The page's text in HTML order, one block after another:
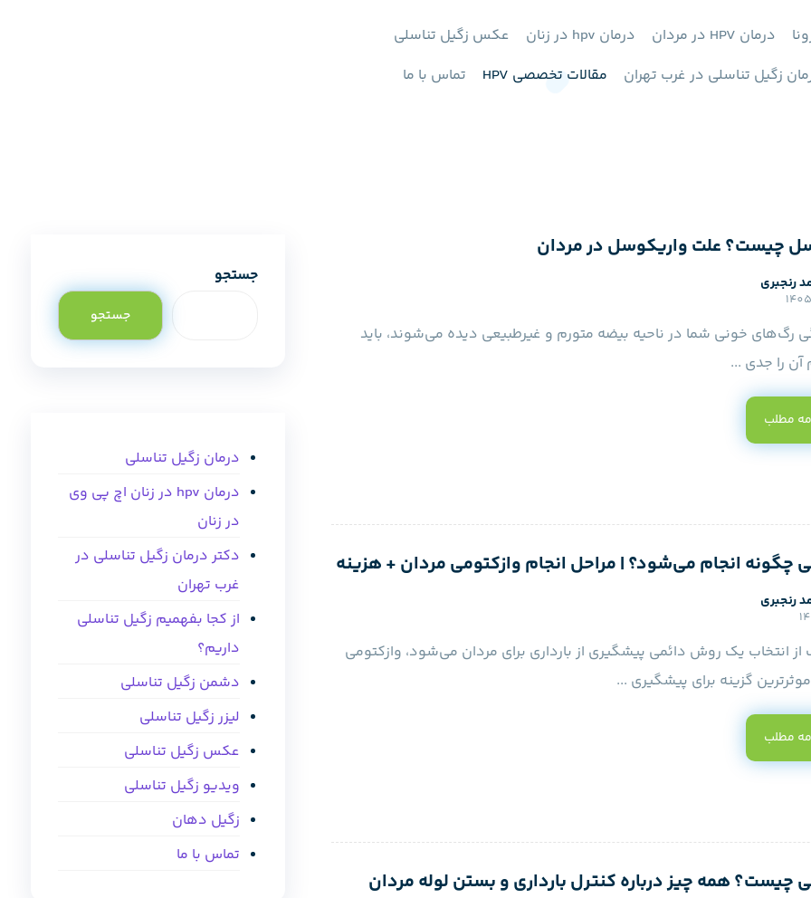
درمان HPV در مردان درمان hpv در زنان
عکس زگیل تناسلی
زگیل تناسلی در غرب تهران
مقالات تخصصی HPV تماس با ما
چیست؟ علت واریکوسل در مردان
رنجبری
رگ‌های خونی شما در ناحیه بیضه متورم و غیرطبیعی دیده می‌شوند، باید
آن را جدی ...
مطلب
چگونه انجام می‌شود؟ | مراحل انجام وازکتومی مردان + هزینه
رنجبری
انتخاب یک روش دائمی پیشگیری از بارداری برای مردان می‌شود، وازکتومی
گزینه برای پیشگیری ...
مطلب
چیست؟ همه چیز درباره کنترل بارداری و بستن لوله مردان
جستجو
جستجو
درمان زگیل تناسلی
درمان hpv در زنان اچ پی وی
در زنان
دکتر درمان زگیل تناسلی در
غرب تهران
از کجا بفهمیم زگیل تناسلی
داریم؟
دشمن زگیل تناسلی
لیزر زگیل تناسلی
عکس زگیل تناسلی
ویدیو زگیل تناسلی
زگیل دهان
تماس با ما